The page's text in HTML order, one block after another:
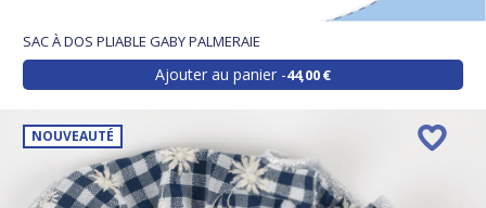
SAC À DOS PLIABLE GABY PALMERAIE
Ajouter au panier 44,00 €
NOUVEAUTÉ